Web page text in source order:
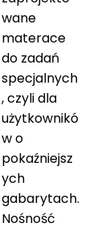
wane
materace
do zadań
specjalnych
, czyli dla
użytkownikó
w o
pokaźniejsz
ych
gabarytach.
Nośność